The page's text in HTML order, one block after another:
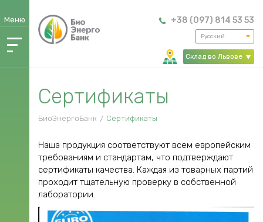
Меню
О
продукции
Расчет
Услуга
«Хранение»
Оплата
Обмен
+38 (097) 814 53 53
Русский
Склад во Львове
Сертификаты
БиоЭнергоБанк Сертификаты
Наша продукция соответствуют всем европейским
требованиям и стандартам, что подтверждают
сертификаты качества. Каждая из товарных партий
проходит тщательную проверку в собственной
лаборатории.